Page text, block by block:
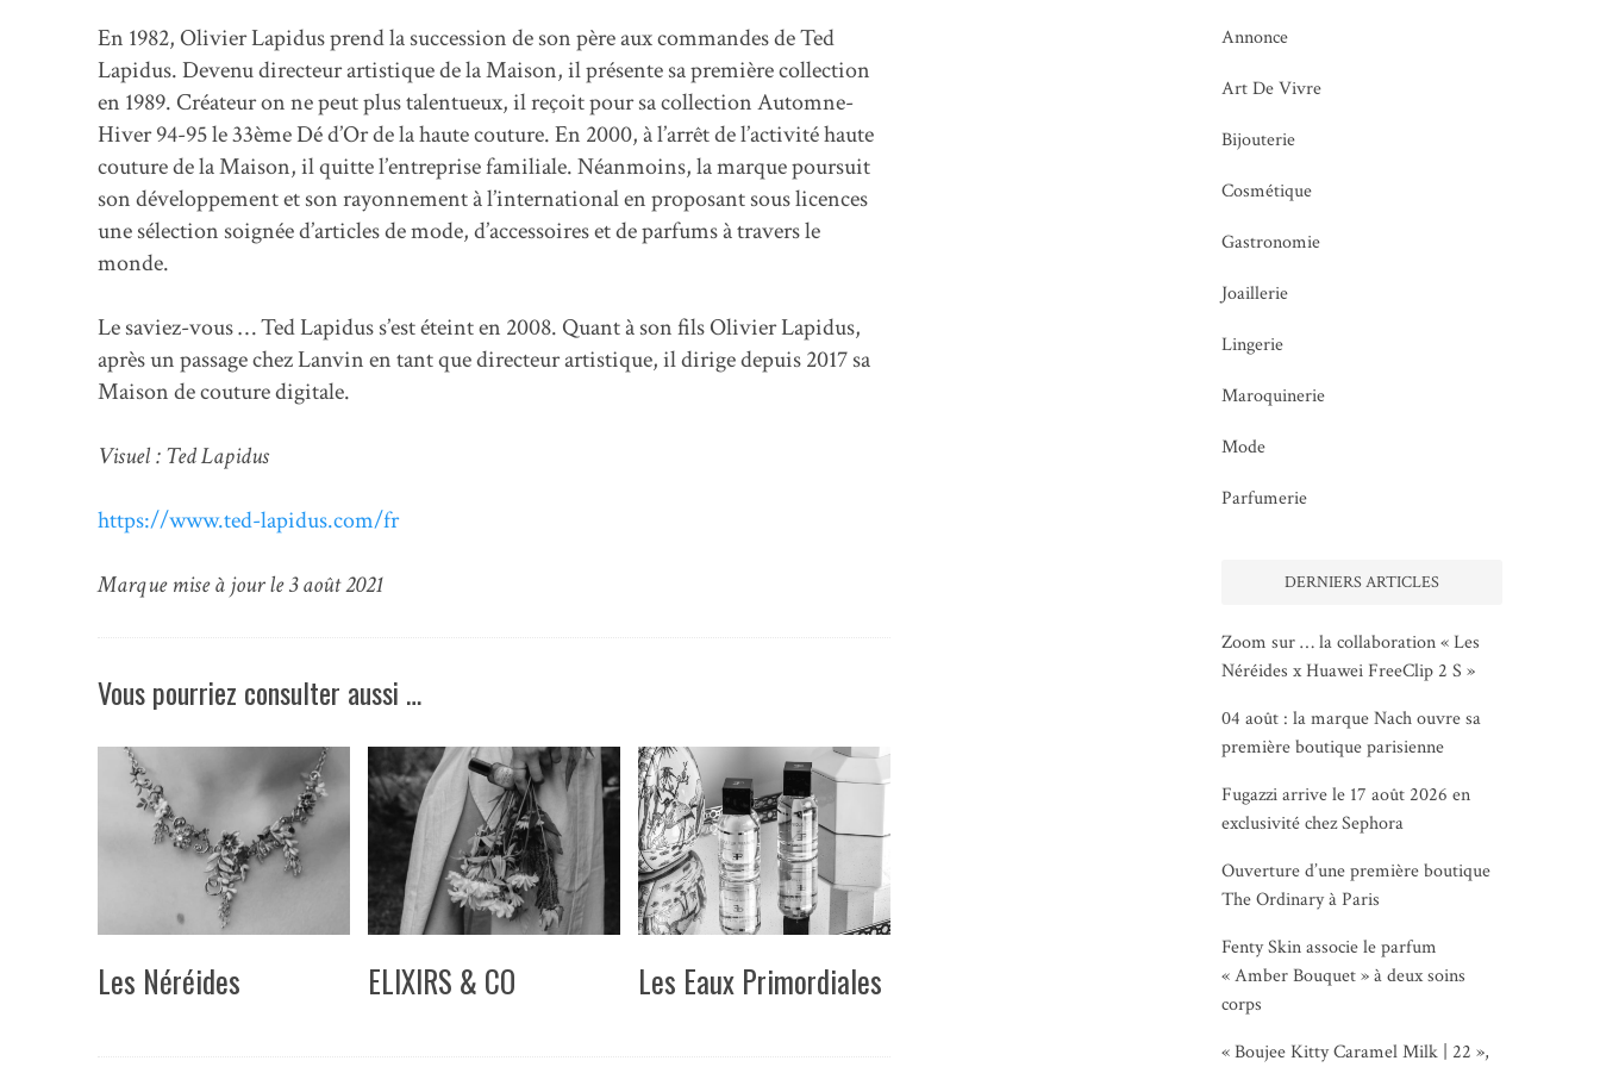
En 1982, Olivier Lapidus prend la succession de son père aux commandes de Ted
Lapidus. Devenu directeur artistique de la Maison, il présente sa première collection
en 1989. Créateur on ne peut plus talentueux, il reçoit pour sa collection Automne-
Hiver 94-95 le 33ème Dé d’Or de la haute couture. En 2000, à l’arrêt de l’activité haute
couture de la Maison, il quitte l’entreprise familiale. Néanmoins, la marque poursuit
son développement et son rayonnement à l’international en proposant sous licences
une sélection soignée d’articles de mode, d’accessoires et de parfums à travers le
monde.
Le saviez-vous … Ted Lapidus s’est éteint en 2008. Quant à son fils Olivier Lapidus,
après un passage chez Lanvin en tant que directeur artistique, il dirige depuis 2017 sa
Maison de couture digitale.
Visuel : Ted Lapidus
https://www.ted-lapidus.com/fr
Marque mise à jour le 3 août 2021
Vous pourriez consulter aussi …
Les Néréides ELIXIRS & CO Les Eaux Primordiales
Annonce
Art De Vivre
Bijouterie
Cosmétique
Gastronomie
Joaillerie
Lingerie
Maroquinerie
Mode
Parfumerie
DERNIERS ARTICLES
Zoom sur … la collaboration « Les
Néréides x Huawei FreeClip 2 S »
04 août : la marque Nach ouvre sa
première boutique parisienne
Fugazzi arrive le 17 août 2026 en
exclusivité chez Sephora
Ouverture d’une première boutique
The Ordinary à Paris
Fenty Skin associe le parfum
« Amber Bouquet » à deux soins
corps
« Boujee Kitty Caramel Milk | 22 »,